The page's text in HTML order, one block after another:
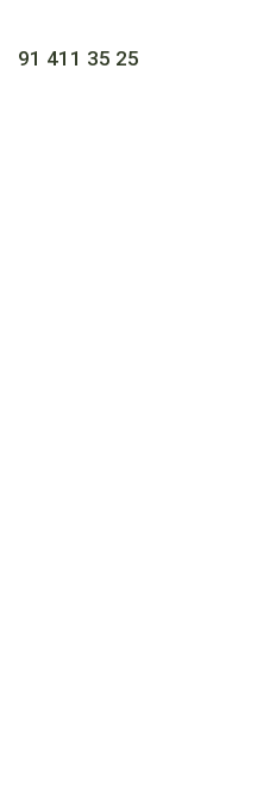
91 411 35 25